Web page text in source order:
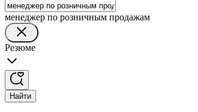
менеджер по розничным продажам
Резюме
Найти